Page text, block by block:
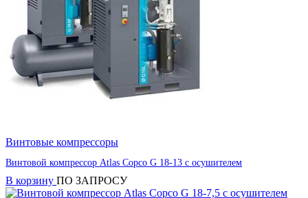
Винтовые компрессоры
Винтовой компрессор Atlas Copco G 18-13 с осушителем
В корзину ПО ЗАПРОСУ